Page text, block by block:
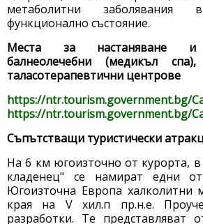
метаболитни заболявания
функционално състояние.
Места за настаняване и
балнеолечебни (медикъл
таласотерапевтични центрове
https://ntr.tourism.government.bg/
https://ntr.tourism.government.bg/
Съпътстващи туристически
На 6 км югоизточно от курорта,
кладенец" се намират едни
Югоизточна Европа халколитни
края на V хил.п пр.н.е.
разработки. Те представляват